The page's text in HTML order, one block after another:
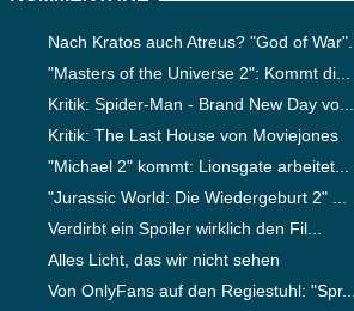
Nach Kratos auch Atreus? "God of War"...
"Masters of the Universe 2": Kommt di...
Kritik: Spider-Man - Brand New Day vo...
Kritik: The Last House von Moviejones
"Michael 2" kommt: Lionsgate arbeitet...
"Jurassic World: Die Wiedergeburt 2" ...
Verdirbt ein Spoiler wirklich den Fil...
Alles Licht, das wir nicht sehen
Von OnlyFans auf den Regiestuhl: "Spr...